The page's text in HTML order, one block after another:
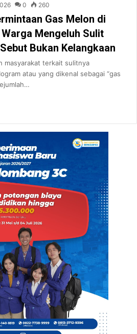
0 260
Gas Melon di
Mengeluh Sulit
Bukan Kelangkaan
masyarakat terkait sulitnya
atau yang dikenal sebagai “gas